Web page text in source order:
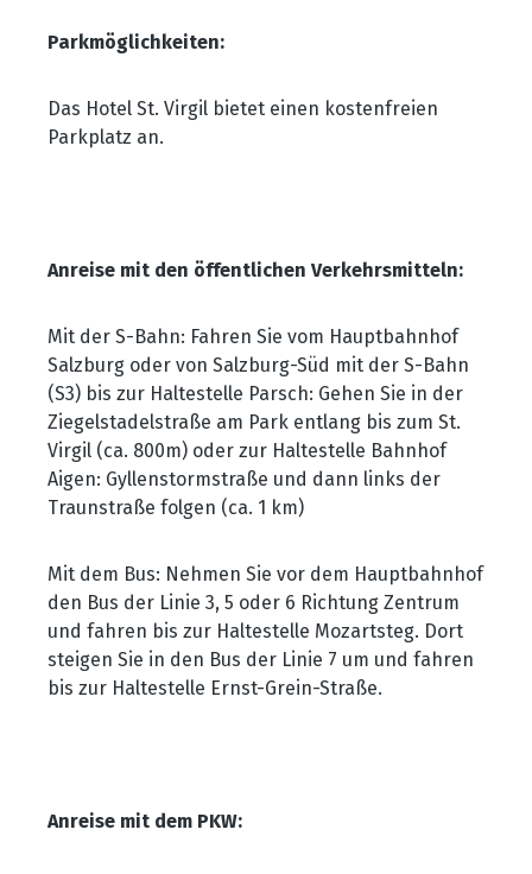
Parkmöglichkeiten:
Das Hotel St. Virgil bietet einen kostenfreien
Parkplatz an.
Anreise mit den öffentlichen Verkehrsmitteln:
Mit der S-Bahn: Fahren Sie vom Hauptbahnhof
Salzburg oder von Salzburg-Süd mit der S-Bahn
(S3) bis zur Haltestelle Parsch: Gehen Sie in der
Ziegelstadelstraße am Park entlang bis zum St.
Virgil (ca. 800m) oder zur Haltestelle Bahnhof
Aigen: Gyllenstormstraße und dann links der
Traunstraße folgen (ca. 1 km)
Mit dem Bus: Nehmen Sie vor dem Hauptbahnhof
den Bus der Linie 3, 5 oder 6 Richtung Zentrum
und fahren bis zur Haltestelle Mozartsteg. Dort
steigen Sie in den Bus der Linie 7 um und fahren
bis zur Haltestelle Ernst-Grein-Straße.
Anreise mit dem PKW: